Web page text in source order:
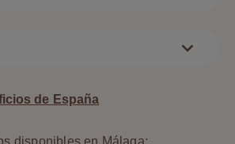
de España
disponibles en Málaga: